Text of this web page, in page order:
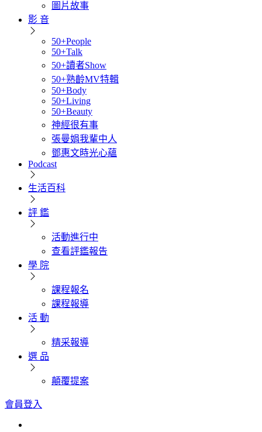
圖片故事
影 音
50+People
50+Talk
50+讀者Show
50+熟齡MV特輯
50+Body
50+Living
50+Beauty
神經很有事
張曼娟我輩中人
鄧惠文時光心蘊
Podcast
生活百科
評 鑑
活動進行中
查看評鑑報告
學 院
課程報名
課程報導
活 動
精采報導
選 品
顛覆提案
會員登入